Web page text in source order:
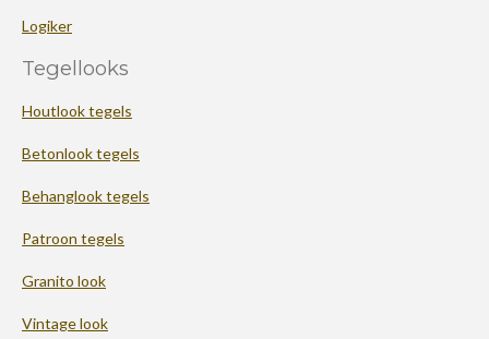
Logiker
Tegellooks
Houtlook tegels
Betonlook tegels
Behanglook tegels
Patroon tegels
Granito look
Vintage look